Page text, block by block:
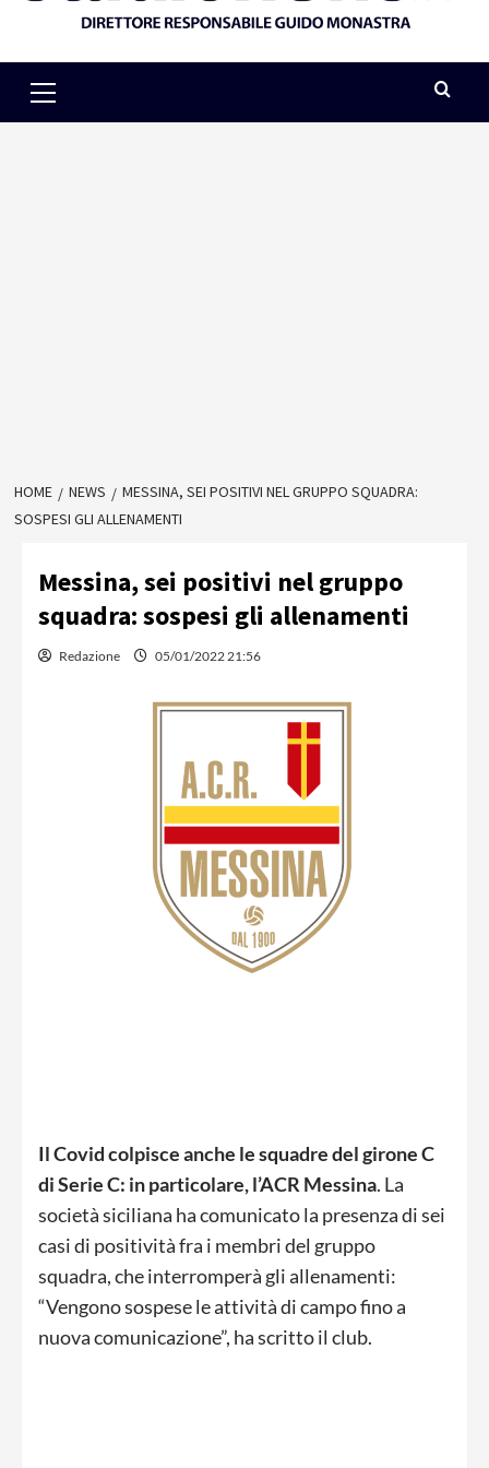
Menu
HOME NEWS
MESSINA, SEI POSITIVI NEL GRUPPO SQUADRA:
SOSPESI GLI ALLENAMENTI
Messina, sei positivi nel gruppo
squadra: sospesi gli allenamenti
Redazione 05/01/2022 21:56
Il Covid colpisce anche le squadre del girone C
di Serie C: in particolare, l’ACR Messina. La
società siciliana ha comunicato la presenza di sei
casi di positività fra i membri del gruppo
squadra, che interromperà gli allenamenti:
“Vengono sospese le attività di campo fino a
nuova comunicazione”, ha scritto il club.